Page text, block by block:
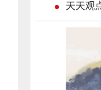
天天观